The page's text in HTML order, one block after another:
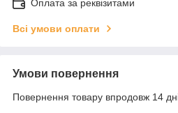
Оплата за реквізитами
Всі умови оплати
Умови повернення
Повернення товару впродовж 14